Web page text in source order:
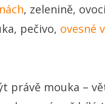
, zelenině,
pečivo, ovesné
právě mouka –